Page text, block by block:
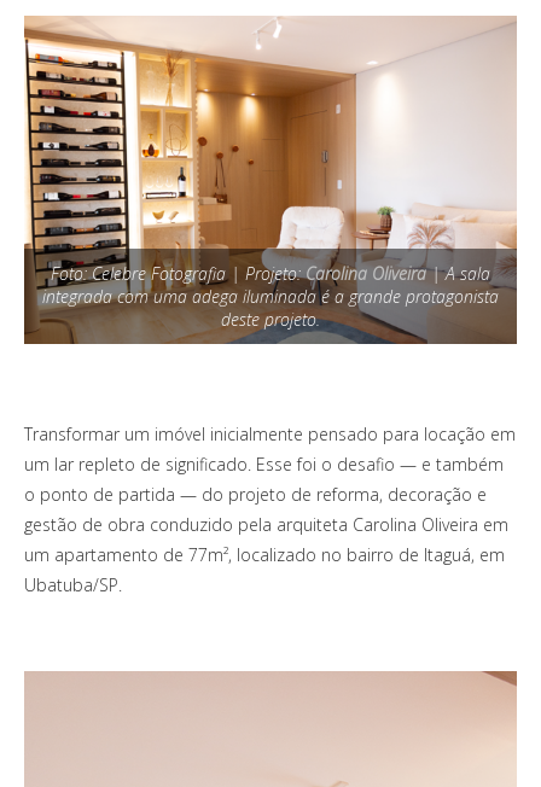
Foto: Celebre Fotografia | Projeto:Carolina Oliveira| A sala
integrada com uma adega iluminada é a grande protagonista
deste projeto.
Transformar um imóvel inicialmente pensado para locação em
um lar repleto de significado. Esse foi o desafio — e também
o ponto de partida — do projeto de reforma, decoração e
gestão de obra conduzido pela arquiteta Carolina Oliveira em
um apartamento de 77m², localizado no bairro de Itaguá, em
Ubatuba/SP.